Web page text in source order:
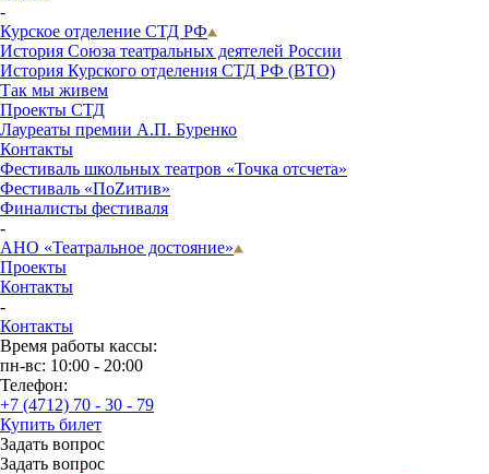
-
Курское отделение СТД РФ
История Союза театральных деятелей России
История Курского отделения СТД РФ (ВТО)
Так мы живем
Проекты СТД
Лауреаты премии А.П. Буренко
Контакты
Фестиваль школьных театров «Точка отсчета»
Фестиваль «ПоZитив»
Финалисты фестиваля
-
АНО «Театральное достояние»
Проекты
Контакты
-
Контакты
Время работы кассы:
пн-вс: 10:00 - 20:00
Телефон:
+7 (4712) 70 - 30 - 79
Купить билет
Задать вопрос
Задать вопрос